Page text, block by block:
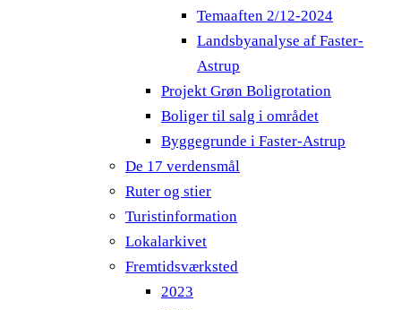
Temaaften 2/12-2024
Landsbyanalyse af Faster-
Astrup
Projekt Grøn Boligrotation
Boliger til salg i området
Byggegrunde i Faster-Astrup
De 17 verdensmål
Ruter og stier
Turistinformation
Lokalarkivet
Fremtidsværksted
2023